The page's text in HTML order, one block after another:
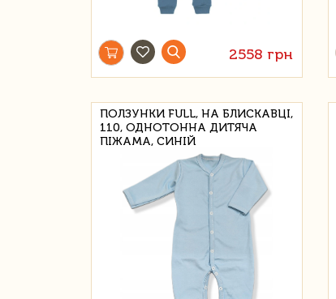
2558 грн
ПОЛЗУНКИ FULL, НА БЛИСКАВЦІ,
110, ОДНОТОННА ДИТЯЧА
ПІЖАМА, СИНІЙ